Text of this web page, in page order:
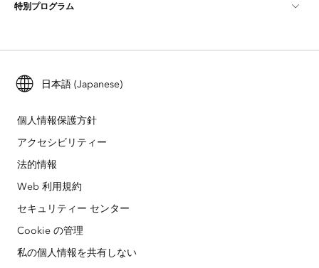
開発者向けテクノロジー
ArcGIS Location Platform
Esri ストア
ArcGIS Architecture Center
ユーザー調査およびテスト
Esri Young Professionals Network
イベント
ロケーション インテリジェンス
ArcUser
ArcNews
ArcWatch
Esri Press
GIS 用語集
Esri について
採用情報
パートナー
企業行動規範
環境および持続可能性の取り組み
サイトマップ
特別プログラム
ArcGIS for Student Use
災害対応
非営利組織
日本語 (Japanese)
個人情報保護方針
アクセシビリティー
法的情報
Web 利用規約
セキュリティー センター
Cookie の管理
私の個人情報を共有しない